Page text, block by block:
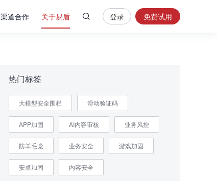
渠道合作 关于易盾
内
容
安
全
证
登录 免费试用
热门标签
大模型安全围栏 滑动验证码
APP加固 AI内容审核 业务风控
防羊毛党 业务安全 游戏加固
安卓加固 内容安全